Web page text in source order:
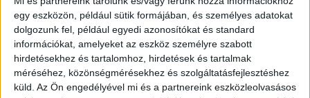
egy eszközön, például sütik formájában, és személyes adatokat
dolgozunk fel, például egyedi azonosítókat és standard
információkat, amelyeket az eszköz személyre szabott
hirdetésekhez és tartalomhoz, hirdetések és tartalmak
méréséhez, közönségmérésekhez és szolgáltatásfejlesztéshez
küld. Az Ön engedélyével mi és a partnereink eszközleolvasásos
Dolgok Könyvtára, ahol könyvek helyett használati
tárgyakat lehet kölcsönözni, így a ritkán használt
tárgyakat nem kell mindenkinek megvásárolnia. Ez
környezetkímélő szolgáltatás, amely csökkenti a
fogyasztás mértékét is – mondta.